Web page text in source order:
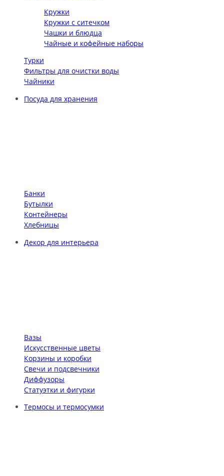
Кружки
Кружки с ситечком
Чашки и блюдца
Чайные и кофейные наборы
Турки
Фильтры для очистки воды
Чайники
Посуда для хранения
Банки
Бутылки
Контейнеры
Хлебницы
Декор для интерьера
Вазы
Искусственные цветы
Корзины и коробки
Свечи и подсвечники
Диффузоры
Статуэтки и фигурки
Термосы и термосумки